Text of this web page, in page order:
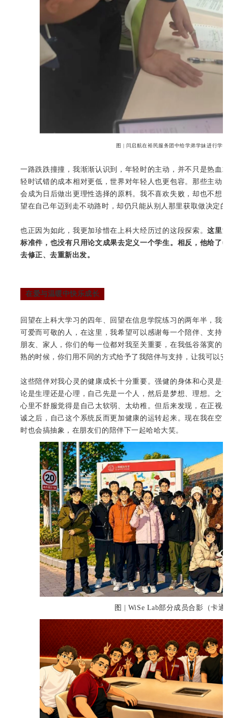
图 | 闫启航在裕民服务团中给学弟学妹进行学
一路跌跌撞撞，我渐渐认识到，年轻时的主动，并不只是热血
轻时试错的成本相对更低，世界对年轻人也更包容。那些主动
会成为日后做出更理性选择的原料。我不喜欢失败，却也不想
望在自己年迈到走不动路时，却仍只能从别人那里获取做决定
也正因为如此，我更加珍惜在上科大经历过的这段探索。这里
标准件，也没有只用论文成果去定义一个学生。相反，他给了
去修正、去重新出发。
在爱与温暖中快乐成长
回望在上科大学习的四年、回望在信息学院练习的两年半，我
可爱而可敬的人，在这里，我希望可以感谢每一个陪伴、支持
朋友、家人，你们的每一位都对我至关重要，在我低谷落寞的
熟的时候，你们用不同的方式给予了我陪伴与支持，让我可以
这些陪伴对我心灵的健康成长十分重要。强健的身体和心灵是
论是生理还是心理，自己先是一个人，然后是梦想、理想。之
心里不舒服觉得是自己太软弱、太幼稚。但后来发现，在正视
诚之后，自己这个系统反而更加健康的运转起来。现在我在空
时也会搞抽象，在朋友们的陪伴下一起哈哈大笑。
图 | WiSe Lab部分成员合影（卡通